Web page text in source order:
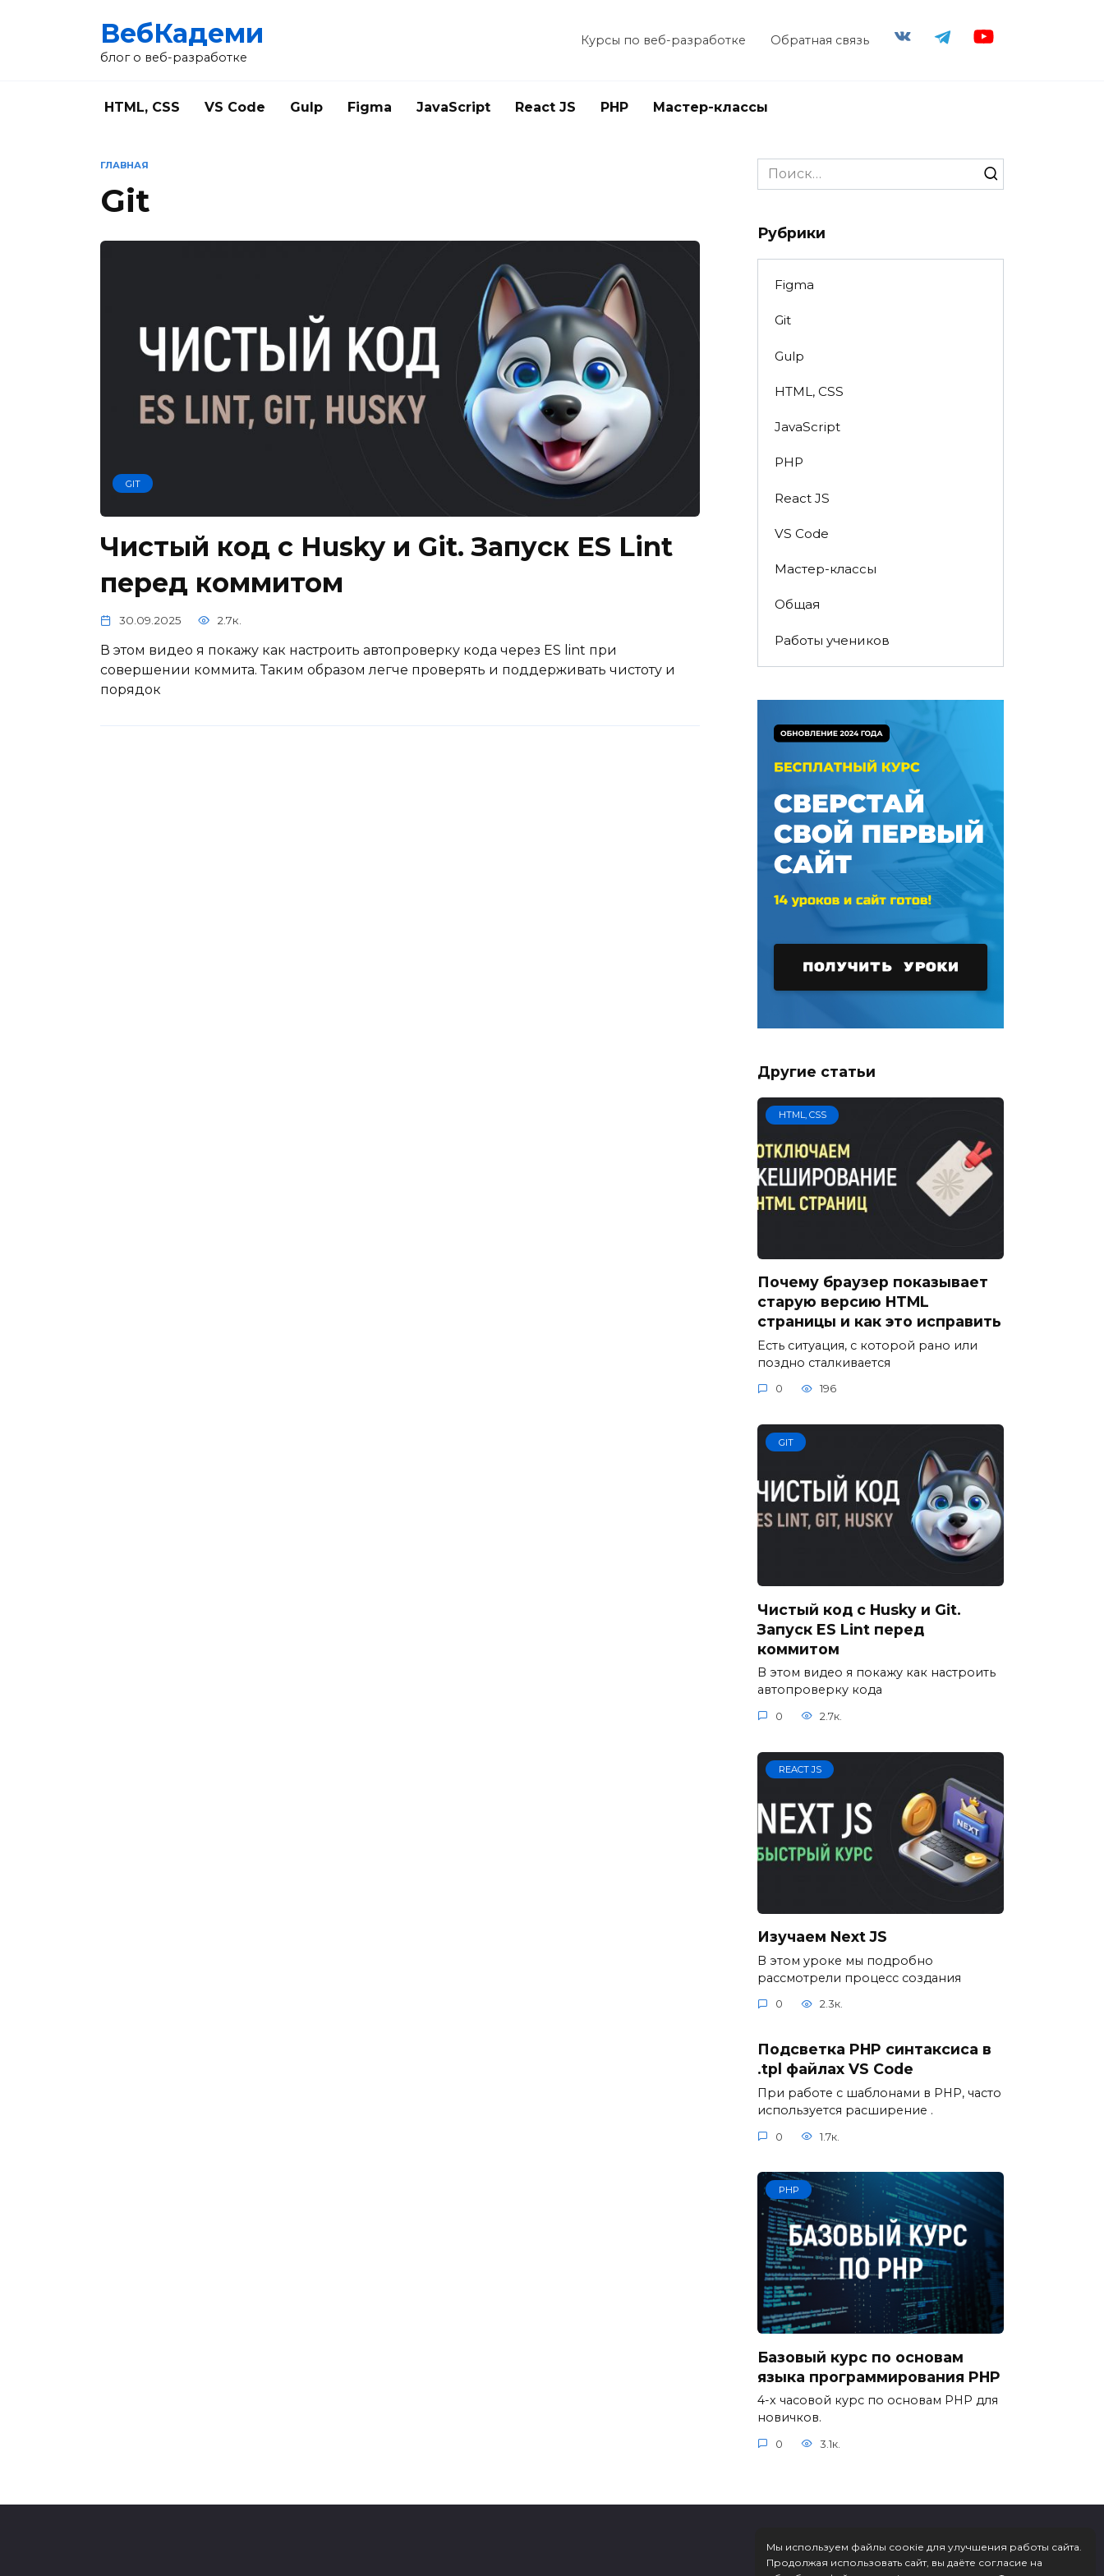
Мы используем файлы соокіе для улучшения работы сайта.
Продолжая использовать сайт, вы даёте согласие на
ВебКадеми
блог о веб-разработке
Курсы по веб-разработке Обратная связь
HTML, CSS VS Code Gulp Figma JavaScript React JS PHP Мастер-классы
ГЛАВНАЯ
Git
GIT
Чистый код с Husky и Git. Запуск ES Lint
перед коммитом
30.09.2025 2.7к.
В этом видео я покажу как настроить автопроверку кода через ES lint при
совершении коммита. Таким образом легче проверять и поддерживать чистоту и
порядок
Search
for:
Рубрики
Figma
Git
Gulp
HTML, CSS
JavaScript
PHP
React JS
VS Code
Мастер-классы
Общая
Работы учеников
Другие статьи
HTML, CSS
Почему браузер показывает
старую версию HTML
страницы и как это исправить
Есть ситуация, с которой рано или
поздно сталкивается
0 196
GIT
Чистый код с Husky и Git.
Запуск ES Lint перед
коммитом
В этом видео я покажу как настроить
автопроверку кода
0 2.7к.
REACT JS
Изучаем Next JS
В этом уроке мы подробно
рассмотрели процесс создания
0 2.3к.
Подсветка PHP синтаксиса в
.tpl файлах VS Code
При работе с шаблонами в PHP, часто
используется расширение .
0 1.7к.
PHP
Базовый курс по основам
языка программирования PHP
4-х часовой курс по основам PHP для
новичков.
0 3.1к.